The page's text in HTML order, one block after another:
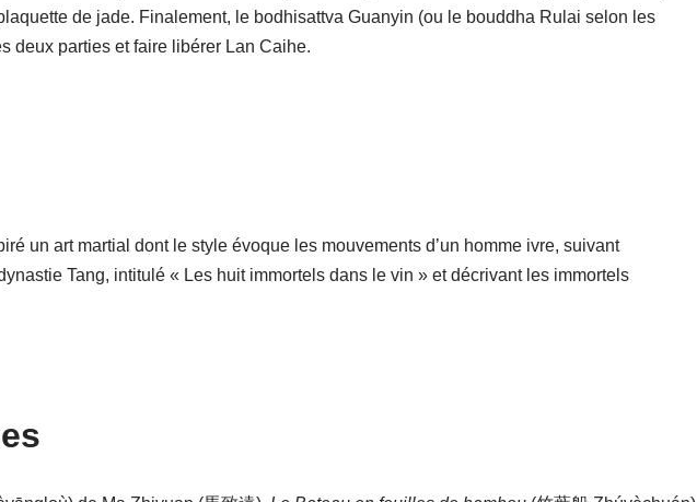
de jade. Finalement, le bodhisattva Guanyin (ou le bouddha Rulai selon les
deux parties et faire libérer Lan Caihe.
un art martial dont le style évoque les mouvements d’un homme ivre, suivant
Tang, intitulé « Les huit immortels dans le vin » et décrivant les immortels